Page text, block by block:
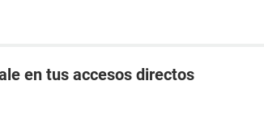
en tus accesos directos